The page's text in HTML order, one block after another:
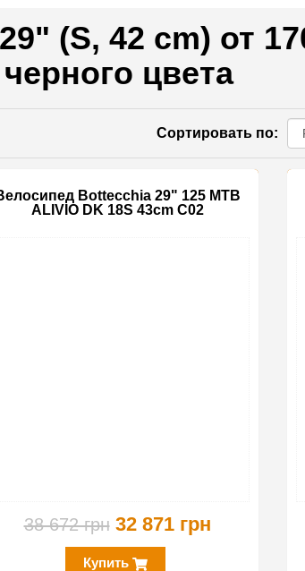
(S, 42 cm) от
черного цвета
Сортировать по:
Bottecchia 29" 125 MTB
ALIVIO DK 18S 43cm C02
38 672 грн 32 871 грн
Купить